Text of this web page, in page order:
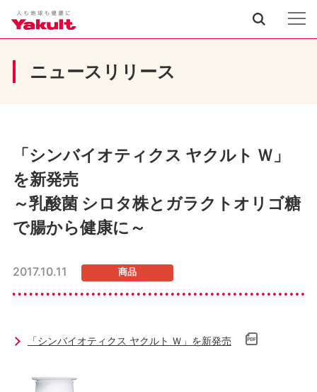
ニュースリリース
「シンバイオティクス ヤクルト Ｗ」
を新発売
～乳酸菌 シロタ株とガラクトオリゴ糖
で腸から健康に～
2017.10.11 商品
「シンバイオティクス ヤクルト Ｗ」を新発売